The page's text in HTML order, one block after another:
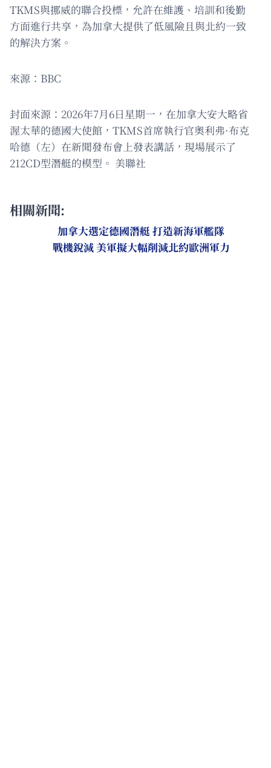
TKMS與挪威的聯合投標，允許在維護、培訓和後勤
方面進行共享，為加拿大提供了低風險且與北約一致
的解決方案。
來源：BBC
封面來源：2026年7月6日星期一，在加拿大安大略省
渥太華的德國大使館，TKMS首席執行官奧利弗·布克
哈德（左）在新聞發布會上發表講話，現場展示了
212CD型潛艇的模型。 美聯社
相關新聞:
加拿大選定德國潛艇 打造新海軍艦隊
戰機銳減 美軍擬大幅削減北約歐洲軍力